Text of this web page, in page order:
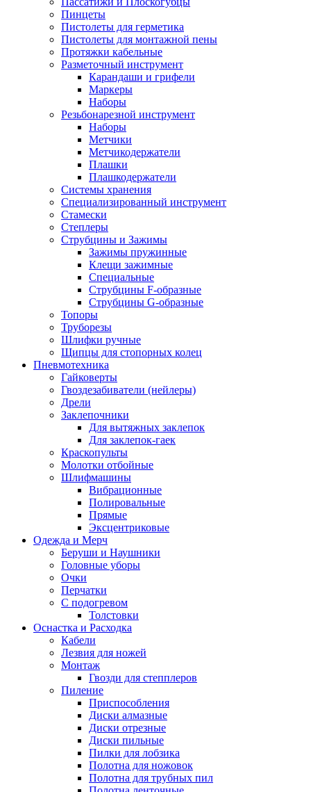
Пинцеты
Пистолеты для герметика
Пистолеты для монтажной пены
Протяжки кабельные
Разметочный инструмент
Карандаши и грифели
Маркеры
Наборы
Резьбонарезной инструмент
Наборы
Метчики
Метчикодержатели
Плашки
Плашкодержатели
Системы хранения
Специализированный инструмент
Стамески
Степлеры
Струбцины и Зажимы
Зажимы пружинные
Клещи зажимные
Специальные
Струбцины F-образные
Струбцины G-образные
Топоры
Труборезы
Шлифки ручные
Щипцы для стопорных колец
Пневмотехника
Гайковерты
Гвоздезабиватели (нейлеры)
Дрели
Заклепочники
Для вытяжных заклепок
Для заклепок-гаек
Краскопульты
Молотки отбойные
Шлифмашины
Вибрационные
Полировальные
Прямые
Эксцентриковые
Одежда и Мерч
Беруши и Наушники
Головные уборы
Очки
Перчатки
С подогревом
Толстовки
Оснастка и Расходка
Кабели
Лезвия для ножей
Монтаж
Гвозди для степплеров
Пиление
Приспособления
Диски алмазные
Диски отрезные
Диски пильные
Пилки для лобзика
Полотна для ножовок
Полотна для трубных пил